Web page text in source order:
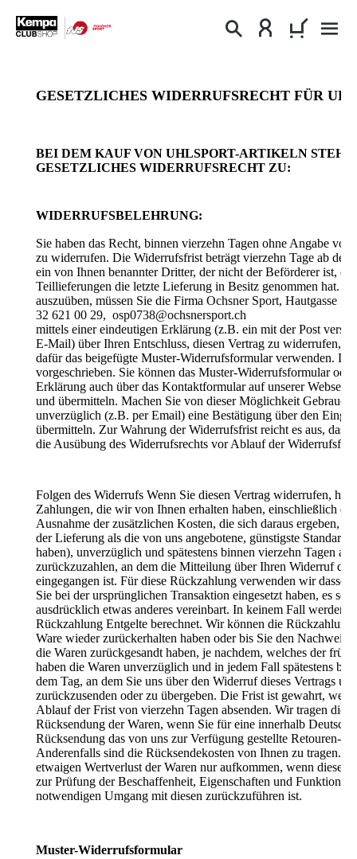
springen
GESETZLICHES WIDERRUFSRECHT FÜR
BEI DEM KAUF VON UHLSPORT-ARTIKELN
GESETZLICHES WIDERRUFSRECHT ZU:
WIDERRUFSBELEHRUNG:
Sie haben das Recht, binnen vierzehn Tagen ohne Angabe von
zu widerrufen. Die Widerrufsfrist beträgt vierzehn Tage ab dem
ein von Ihnen benannter Dritter, der nicht der Beförderer ist,
Teillieferungen die letzte Lieferung in Besitz genommen hat.
auszuüben, müssen Sie die Firma Ochsner Sport, Hautgasse
32 621 00 29, osp0738@ochsnersport.ch
mittels einer eindeutigen Erklärung (z.B. ein mit der Post
E-Mail) über Ihren Entschluss, diesen Vertrag zu widerrufen,
dafür das beigefügte Muster-Widerrufsformular verwenden.
vorgeschrieben. Sie können das Muster-Widerrufsformular
Erklärung auch über das Kontaktformular auf unserer
und übermitteln. Machen Sie von dieser Möglichkeit
unverzüglich (z.B. per Email) eine Bestätigung über den
übermitteln. Zur Wahrung der Widerrufsfrist reicht es aus, dass
die Ausübung des Widerrufsrechts vor Ablauf der Widerrufsfrist
Folgen des Widerrufs Wenn Sie diesen Vertrag widerrufen,
Zahlungen, die wir von Ihnen erhalten haben, einschließlich
Ausnahme der zusätzlichen Kosten, die sich daraus ergeben,
der Lieferung als die von uns angebotene, günstigste
haben), unverzüglich und spätestens binnen vierzehn Tagen ab
zurückzuzahlen, an dem die Mitteilung über Ihren Widerruf
eingegangen ist. Für diese Rückzahlung verwenden wir
Sie bei der ursprünglichen Transaktion eingesetzt haben, es sei
ausdrücklich etwas anderes vereinbart. In keinem Fall werden
Rückzahlung Entgelte berechnet. Wir können die
Ware wieder zurückerhalten haben oder bis Sie den Nachweis
die Waren zurückgesandt haben, je nachdem, welches der
haben die Waren unverzüglich und in jedem Fall spätestens
dem Tag, an dem Sie uns über den Widerruf dieses Vertrags
zurückzusenden oder zu übergeben. Die Frist ist gewahrt,
Ablauf der Frist von vierzehn Tagen absenden. Wir tragen die
Rücksendung der Waren, wenn Sie für eine innerhalb
Rücksendung das von uns zur Verfügung gestellte Retouren-
Anderenfalls sind die Rücksendekosten von Ihnen zu tragen.
etwaigen Wertverlust der Waren nur aufkommen, wenn dieser
zur Prüfung der Beschaffenheit, Eigenschaften und
notwendigen Umgang mit diesen zurückzuführen ist.
Muster-Widerrufsformular